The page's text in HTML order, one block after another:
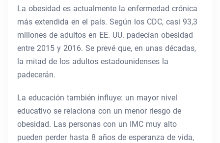
La obesidad es actualmente la enfermedad crónica
más extendida en el país. Según los CDC, casi 93,3
millones de adultos en EE. UU. padecían obesidad
entre 2015 y 2016. Se prevé que, en unas décadas,
la mitad de los adultos estadounidenses la
padecerán.
La educación también influye: un mayor nivel
educativo se relaciona con un menor riesgo de
obesidad. Las personas con un IMC muy alto
pueden perder hasta 8 años de esperanza de vida,